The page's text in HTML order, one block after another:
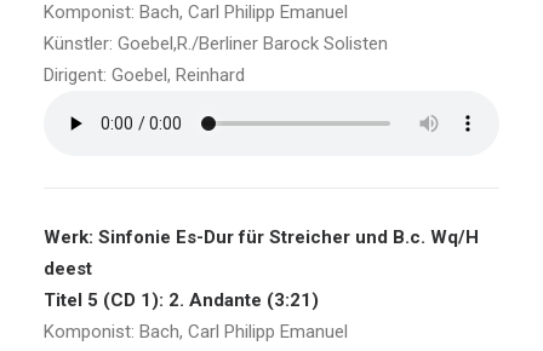
Komponist: Bach, Carl Philipp Emanuel
Künstler: Goebel,R./Berliner Barock Solisten
Dirigent: Goebel, Reinhard
Werk: Sinfonie Es-Dur für Streicher und B.c. Wq/H
deest
Titel 5 (CD 1): 2. Andante (3:21)
Komponist: Bach, Carl Philipp Emanuel